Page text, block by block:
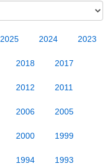
2025 2024 2023
2018 2017
2012 2011
2006 2005
2000 1999
1994 1993